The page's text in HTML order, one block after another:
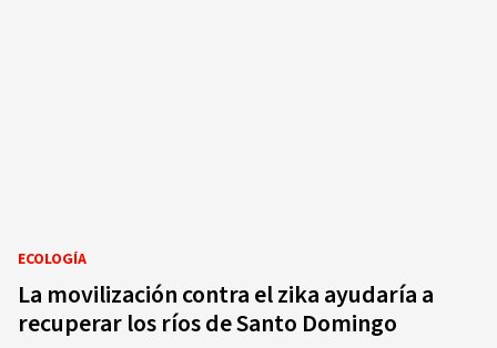
ECOLOGÍA
La movilización contra el zika ayudaría a
recuperar los ríos de Santo Domingo